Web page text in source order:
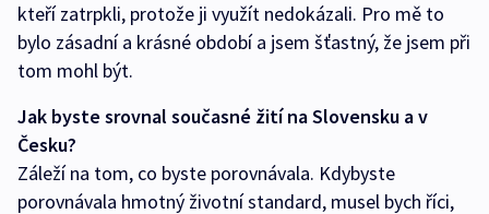
kteří zatrpkli, protože ji využít nedokázali. Pro mě to
bylo zásadní a krásné období a jsem šťastný, že jsem při
tom mohl být.
Jak byste srovnal současné žití na Slovensku a v
Česku?
Záleží na tom, co byste porovnávala. Kdybyste
porovnávala hmotný životní standard, musel bych říci,